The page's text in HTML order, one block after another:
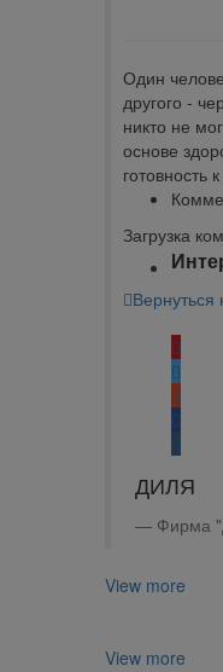
Один
другого -
никто не
основе
готовность
Загрузка
Вернуться
ДИЛЯ
Фирма
View more
View more